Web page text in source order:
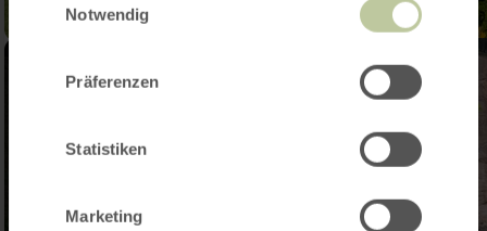
haben oder die sie im Rahmen Ihrer Nutzung
Notwendig
Präferenzen
Statistiken
Marketing